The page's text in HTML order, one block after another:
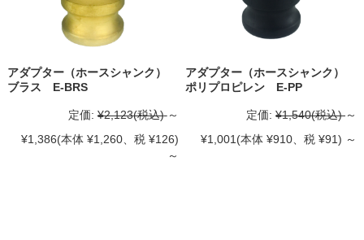
アダプター（ホースシャンク）
ブラス E-BRS
定価: ¥2,123(税込) ～
¥1,386(本体 ¥1,260、税 ¥126)
～
アダプター（ホースシャンク）
ポリプロピレン E-PP
定価: ¥1,540(税込) ～
¥1,001 (本体 ¥910、税 ¥91) ～